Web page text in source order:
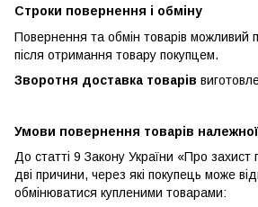
Строки повернення і обміну
Повернення та обмін товарів можливий
після отримання товару покупцем.
Зворотня доставка товарів
Умови повернення товарів належної
До статті 9 Закону України «Про захист
дві причини, через які покупець може
обмінюватися купленими товарами: